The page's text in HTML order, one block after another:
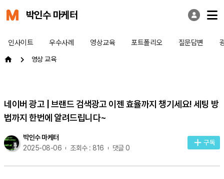
박인수 마케터
인사이트 우수사례 영상교육 포트폴리오 질문답변
영상 교육
네이버 광고 | 브랜드 검색광고 이젠 효율까지 챙기세요! 세팅 방
법까지 한번에 알려드립니다~
박인수 마케터
2025-08-06
조회수 : 816 댓글 0
구독